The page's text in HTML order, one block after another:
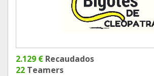
2.129 € Recaudados
22 Teamers